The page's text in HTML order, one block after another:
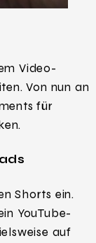
Video-
Von nun an
für
Shorts ein.
YouTube-
auf